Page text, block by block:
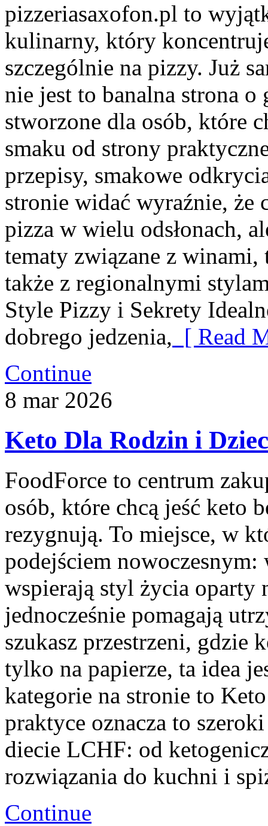
pizzeriasaxofon.pl to
kulinarny, który
szczególnie na pizzy. Już
nie jest to banalna strona
stworzone dla osób, które
smaku od strony
przepisy, smakowe
stronie widać wyraźnie, że
pizza w wielu odsłonach,
tematy związane z
także z regionalnymi
Style Pizzy i Sekrety
dobrego jedzenia, [ Read
Continue
8 mar 2026
Keto Dla Rodzin i
FoodForce to centrum
osób, które chcą jeść keto
rezygnują. To miejsce, w
podejściem
wspierają styl życia oparty
jednocześnie pomagają
szukasz przestrzeni, gdzie
tylko na papierze, ta idea
kategorie na stronie to
praktyce oznacza to
diecie LCHF: od
rozwiązania do kuchni i
Continue